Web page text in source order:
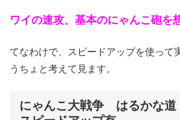
ワイの速攻、基本のにゃんこ砲を
てなわけで、スピードアップを使って
うちょと考えて見ます。
にゃんこ大戦争 はるかな